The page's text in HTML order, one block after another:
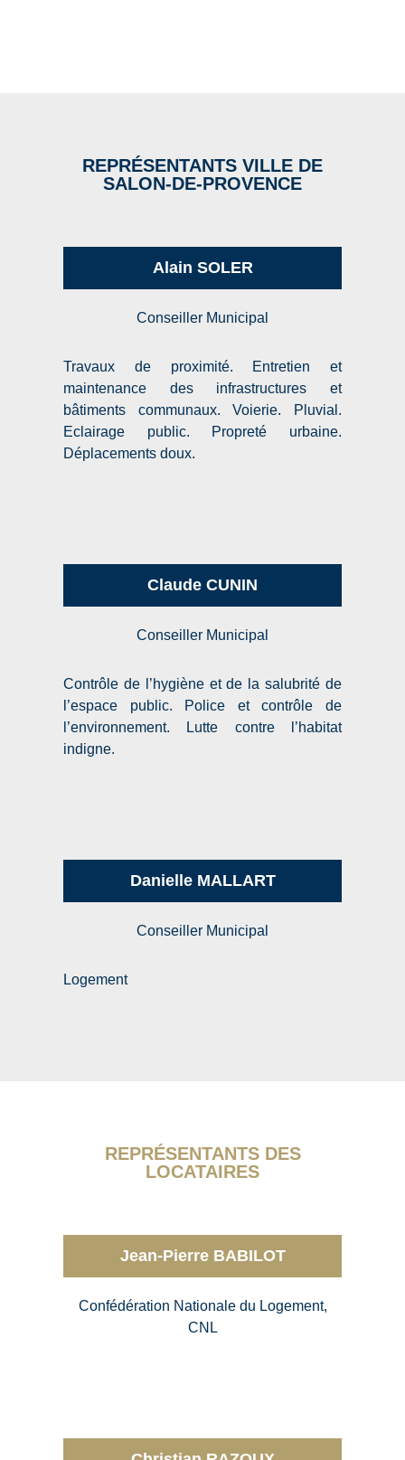
REPRÉSENTANTS VILLE DE
SALON-DE-PROVENCE
Alain SOLER
Conseiller Municipal
Travaux de proximité. Entretien et
maintenance des infrastructures et
bâtiments communaux. Voierie. Pluvial.
Eclairage public. Propreté urbaine.
Déplacements doux.
Claude CUNIN
Conseiller Municipal
Contrôle de l’hygiène et de la salubrité de
l’espace public. Police et contrôle de
l’environnement. Lutte contre l’habitat
indigne.
Danielle MALLART
Conseiller Municipal
Logement
REPRÉSENTANTS DES
LOCATAIRES
Jean-Pierre BABILOT
Confédération Nationale du Logement,
CNL